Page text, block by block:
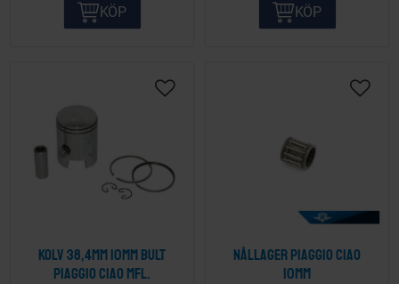
KÖP KÖP
Kolv 38,4mm 10mm bult
Piaggio Ciao mfl.
Nållager Piaggio Ciao
10mm